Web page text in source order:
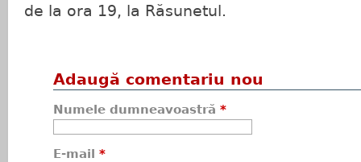
de la ora 19, la Răsunetul.
Adaugă comentariu nou
Numele dumneavoastră *
E-mail *